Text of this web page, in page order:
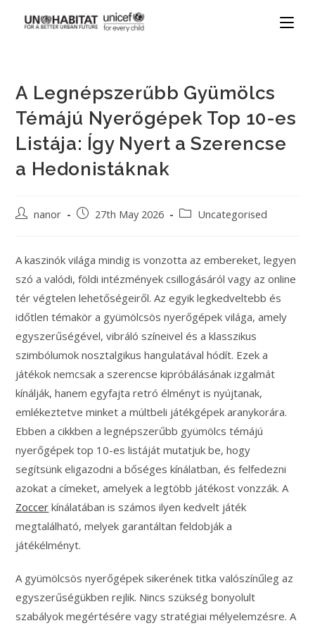
A Legnépszerűbb Gyümölcs
Témájú Nyerőgépek Top 10-es
Listája: Így Nyert a Szerencse
a Hedonistáknak
nanor 27th May 2026 Uncategorised
A kaszinók világa mindig is vonzotta az embereket, legyen
szó a valódi, földi intézmények csillogásáról vagy az online
tér végtelen lehetőségeiről. Az egyik legkedveltebb és
időtlen témakör a gyümölcsös nyerőgépek világa, amely
egyszerűségével, vibráló színeivel és a klasszikus
szimbólumok nosztalgikus hangulatával hódít. Ezek a
játékok nemcsak a szerencse kipróbálásának izgalmát
kínálják, hanem egyfajta retró élményt is nyújtanak,
emlékeztetve minket a múltbeli játékgépek aranykorára.
Ebben a cikkben a legnépszerűbb gyümölcs témájú
nyerőgépek top 10-es listáját mutatjuk be, hogy
segítsünk eligazodni a bőséges kínálatban, és felfedezni
azokat a címeket, amelyek a legtöbb játékost vonzzák. A
Zoccer kínálatában is számos ilyen kedvelt játék
megtalálható, melyek garantáltan feldobják a
játékélményt.
A gyümölcsös nyerőgépek sikerének titka valószínűleg az
egyszerűségükben rejlik. Nincs szükség bonyolult
szabályok megértésére vagy stratégiai mélyelemzésre. A